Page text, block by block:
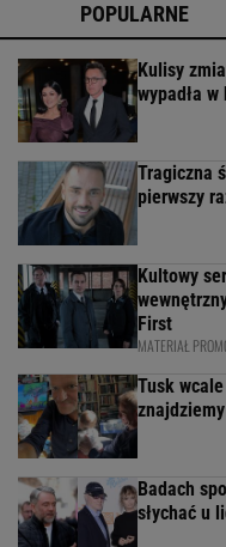
POPULARNE
Kulisy
wypadła
Tragiczna
pierwszy
Kultowy
First
MATERIAŁ
Tusk
Badach
słychać u